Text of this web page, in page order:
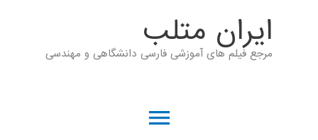
ايران متلب
مرجع فیلم های آموزشی فارسی دانشگاهی و مهندسی
فهرست